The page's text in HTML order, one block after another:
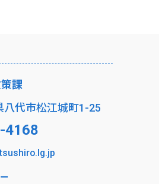
課
八代市松江城町1-25
4168